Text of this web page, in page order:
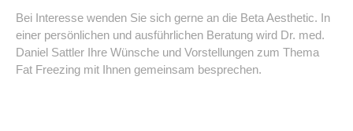
Bei Interesse wenden Sie sich gerne an die Beta Aesthetic. In
einer persönlichen und ausführlichen Beratung wird Dr. med.
Daniel Sattler Ihre Wünsche und Vorstellungen zum Thema
Fat Freezing mit Ihnen gemeinsam besprechen.